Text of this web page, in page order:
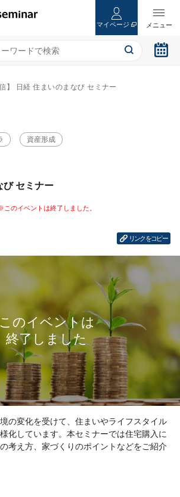
マイページ
】 日経 住まいのまなび セミナー
資産形成
び セミナー
リンクをコピー
の変化を受けて、住まいやライフスタイル
化しています。本セミナーでは住宅購入に
考え方、家づくりのポイントなどをご紹介